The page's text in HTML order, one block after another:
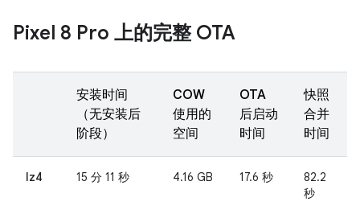
Pixel 8 Pro 上的完整 OTA
安装时间
（无安装后
阶段）
COW
使用的
空间
OTA
后启动
时间
快照
合并
时间
lz4 15 分 11 秒 4.16 GB 17.6 秒
82.2
秒